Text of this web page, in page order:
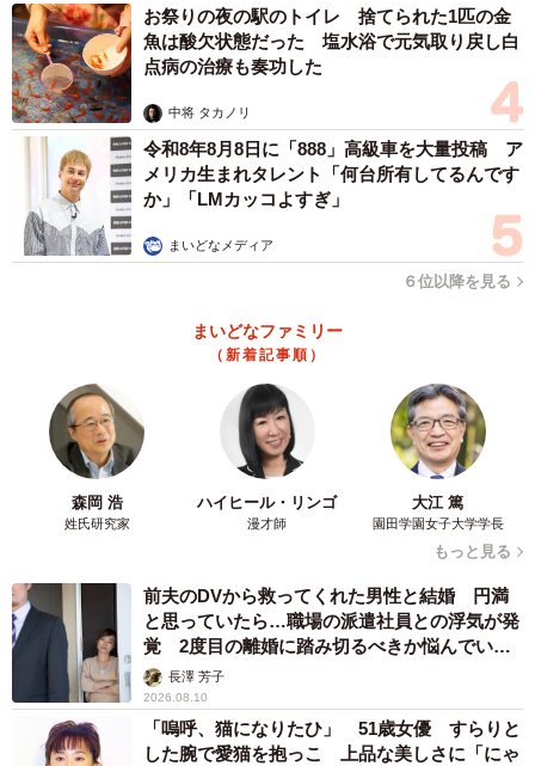
お祭りの夜の駅のトイレ 捨てられた1匹の金
魚は酸欠状態だった 塩水浴で元気取り戻し白
点病の治療も奏功した
中将 タカノリ
令和8年8月8日に「888」高級車を大量投稿 ア
メリカ生まれタレント「何台所有してるんです
か」「LMカッコよすぎ」
まいどなメディア
６位以降を見る
まいどなファミリー
（新着記事順）
森岡 浩
姓氏研究家
ハイヒール・リンゴ
漫才師
大江 篤
園田学園女子大学学長
もっと見る
前夫のDVから救ってくれた男性と結婚 円満
と思っていたら…職場の派遣社員との浮気が発
覚 2度目の離婚に踏み切るべきか悩んでいま
す【夫婦関係修復カウンセラーが解説】
長澤 芳子
2026.08.10
「嗚呼、猫になりたひ」 51歳女優 すらりと
した腕で愛猫を抱っこ 上品な美しさに「にゃ